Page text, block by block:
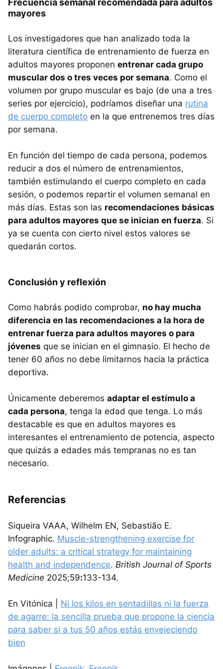
Frecuencia semanal recomendada para adultos
mayores
Los investigadores que han analizado toda la
literatura científica de entrenamiento de fuerza en
adultos mayores proponen entrenar cada grupo
muscular dos o tres veces por semana. Como el
volumen por grupo muscular es bajo (de una a tres
series por ejercicio), podríamos diseñar una rutina
de cuerpo completo en la que entrenemos tres días
por semana.
En función del tiempo de cada persona, podemos
reducir a dos el número de entrenamientos,
también estimulando el cuerpo completo en cada
sesión, o podemos repartir el volumen semanal en
más días. Estas son las recomendaciones básicas
para adultos mayores que se inician en fuerza. Si
ya se cuenta con cierto nivel estos valores se
quedarán cortos.
Conclusión y reflexión
Como habrás podido comprobar, no hay mucha
diferencia en las recomendaciones a la hora de
entrenar fuerza para adultos mayores o para
jóvenes que se inician en el gimnasio. El hecho de
tener 60 años no debe limitarnos hacia la práctica
deportiva.
Únicamente deberemos adaptar el estímulo a
cada persona, tenga la edad que tenga. Lo más
destacable es que en adultos mayores es
interesantes el entrenamiento de potencia, aspecto
que quizás a edades más tempranas no es tan
necesario.
Referencias
Siqueira VAAA, Wilhelm EN, Sebastião E.
Infographic. Muscle-strengthening exercise for
older adults: a critical strategy for maintaining
health and independence. British Journal of Sports
Medicine 2025;59:133-134.
En Vitónica | Ni los kilos en sentadillas ni la fuerza
de agarre: la sencilla prueba que propone la ciencia
para saber si a tus 50 años estás envejeciendo
bien